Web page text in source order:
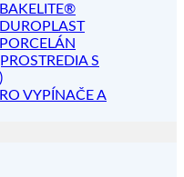
S
VYPÍNAČE A